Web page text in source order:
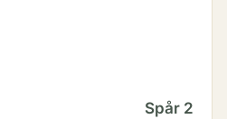
Spår 2